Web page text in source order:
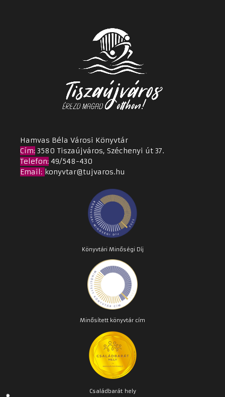
Hamvas Béla Városi Könyvtár
Cím: 3580 Tiszaújváros, Széchenyi út 37.
Telefon: 49/548-430
Email: konyvtar@tujvaros.hu
Könyvtári Minőségi Díj
Minősített könyvtár cím
Családbarát hely